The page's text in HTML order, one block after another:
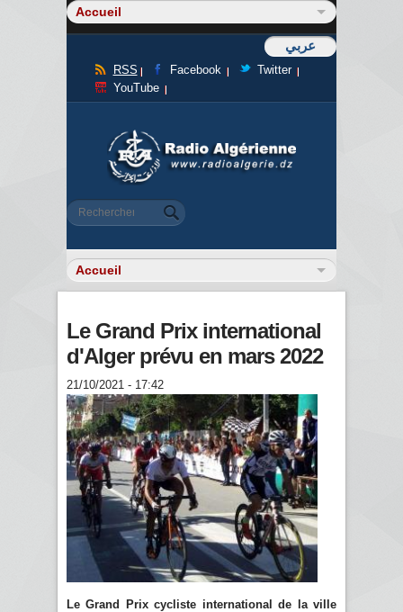
عربي
RSS Facebook
Twitter
YouTube
Formulaire de recherche
Rechercher
Le Grand Prix international
d'Alger prévu en mars 2022
21/10/2021 - 17:42
Le Grand Prix cycliste international de la ville